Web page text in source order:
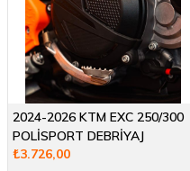
2024-2026 KTM EXC 250/300
POLİSPORT DEBRİYAJ
STATÖR KORUMA
₺3.726,00